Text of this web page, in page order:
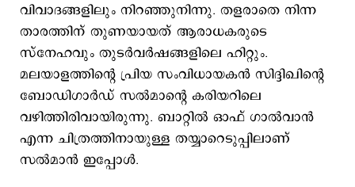
വിവാദങ്ങളിലും നിറഞ്ഞുനിന്നു. തളരാതെ നിന്ന
താരത്തിന് തുണയായത് ആരാധകരുടെ
സ്നേഹവും തുടര്‍വര്‍ഷങ്ങളിലെ ഹിറ്റും.
മലയാളത്തിന്‍റെ പ്രിയ സംവിധായകന്‍ സിദ്ദിഖിന്‍റെ
ബോഡിഗാര്‍ഡ് സല്‍മാന്‍റെ കരിയറിലെ
വഴിത്തിരിവായിരുന്നു. ബാറ്റില്‍ ഓഫ് ഗാല്‍വാന്‍
എന്ന ചിത്രത്തിനായുള്ള തയ്യാറെടുപ്പിലാണ്
സല്‍മാന്‍ ഇപ്പോള്‍.